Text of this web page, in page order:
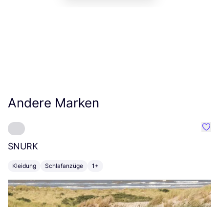
Andere Marken
SNURK
Kleidung Schlafanzüge 1+